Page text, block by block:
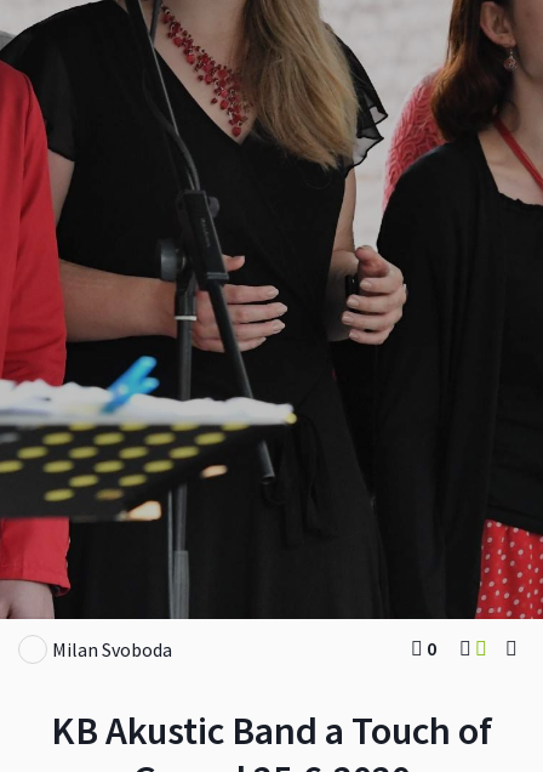
KB Akustic Band a Touch of
Milan Svoboda 0